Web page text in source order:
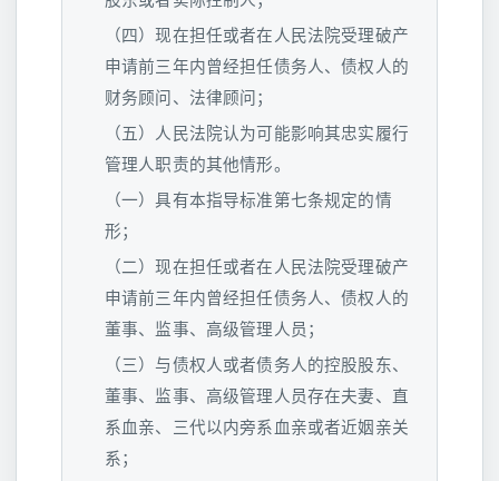
（四）现在担任或者在人民法院受理破产
申请前三年内曾经担任债务人、债权人的
财务顾问、法律顾问；
（五）人民法院认为可能影响其忠实履行
管理人职责的其他情形。
（一）具有本指导标准第七条规定的情
形；
（二）现在担任或者在人民法院受理破产
申请前三年内曾经担任债务人、债权人的
董事、监事、高级管理人员；
（三）与债权人或者债务人的控股股东、
董事、监事、高级管理人员存在夫妻、直
系血亲、三代以内旁系血亲或者近姻亲关
系；